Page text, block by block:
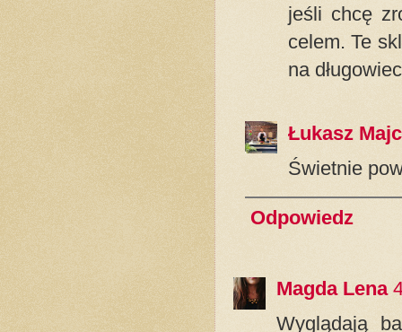
jeśli chcę
celem. Te
na
Łukasz
Świetnie
Odpowiedz
Magda Lena
Wyglądają